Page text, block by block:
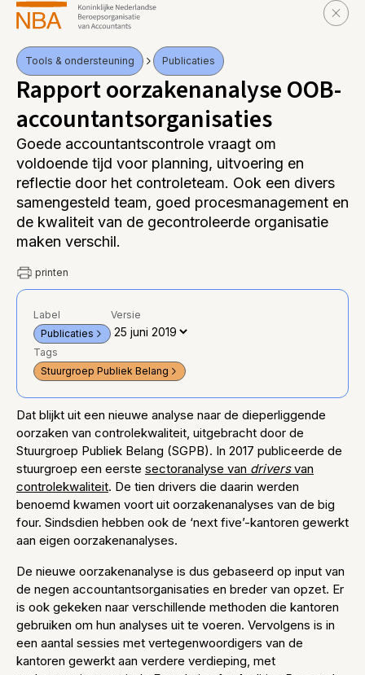
Tools & ondersteuning Publicaties
Rapport oorzakenanalyse OOB-
accountantsorganisaties
Goede accountantscontrole vraagt om
voldoende tijd voor planning, uitvoering en
reflectie door het controleteam. Ook een divers
samengesteld team, goed procesmanagement en
de kwaliteit van de gecontroleerde organisatie
maken verschil.
printen
Label
Publicaties
Versie
Tags
Stuurgroep Publiek Belang
Dat blijkt uit een nieuwe analyse naar de dieperliggende
oorzaken van controlekwaliteit, uitgebracht door de
Stuurgroep Publiek Belang (SGPB). In 2017 publiceerde de
stuurgroep een eerste sectoranalyse van driversvan
controlekwaliteit. De tien drivers die daarin werden
benoemd kwamen voort uit oorzakenanalyses van de big
four. Sindsdien hebben ook de ‘next five’-kantoren gewerkt
aan eigen oorzakenanalyses.
De nieuwe oorzakenanalyse is dus gebaseerd op input van
de negen accountantsorganisaties en breder van opzet. Er
is ook gekeken naar verschillende methoden die kantoren
gebruiken om hun analyses uit te voeren. Vervolgens is in
een aantal sessies met vertegenwoordigers van de
kantoren gewerkt aan verdere verdieping, met